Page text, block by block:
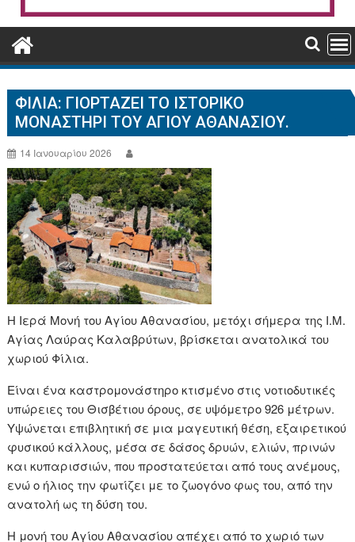
ΦΙΛΙΑ: ΓΙΟΡΤΆΖΕΙ ΤΟ ΙΣΤΟΡΙΚΌ
ΜΟΝΑΣΤΉΡΙ ΤΟΥ ΑΓΊΟΥ ΑΘΑΝΑΣΊΟΥ.
14 Ιανουαρίου 2026
Η Ιερά Μονή του Αγίου Αθανασίου, μετόχι σήμερα της Ι.Μ.
Αγίας Λαύρας Καλαβρύτων, βρίσκεται ανατολικά του
χωριού Φίλια.
Είναι ένα καστρομονάστηρο κτισμένο στις νοτιοδυτικές
υπώρειες του Θισβέτιου όρους, σε υψόμετρο 926 μέτρων.
Υψώνεται επιβλητική σε μια μαγευτική θέση, εξαιρετικού
φυσικού κάλλους, μέσα σε δάσος δρυών, ελιών, πρινών
και κυπαρισσιών, που προστατεύεται από τους ανέμους,
ενώ ο ήλιος την φωτίζει με το ζωογόνο φως του, από την
ανατολή ως τη δύση του.
Η μονή του Αγίου Αθανασίου απέχει από το χωριό των